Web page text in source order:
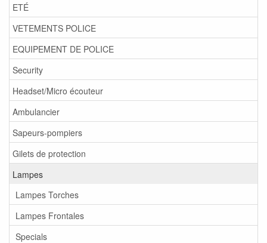
ETÉ
VETEMENTS POLICE
EQUIPEMENT DE POLICE
Security
Headset/Micro écouteur
Ambulancier
Sapeurs-pompiers
Gilets de protection
Lampes
Lampes Torches
Lampes Frontales
Specials